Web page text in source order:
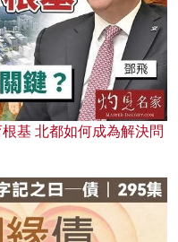
基 北都如何成為解決問